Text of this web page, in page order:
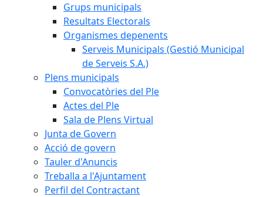
Grups municipals
Resultats Electorals
Organismes depenents
Serveis Municipals (Gestió Municipal
de Serveis S.A.)
Plens municipals
Convocatòries del Ple
Actes del Ple
Sala de Plens Virtual
Junta de Govern
Acció de govern
Tauler d'Anuncis
Treballa a l'Ajuntament
Perfil del Contractant